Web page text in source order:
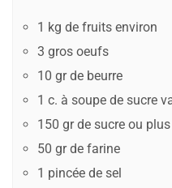
1 kg de fruits environ
3 gros oeufs
10 gr de beurre
1 c. à soupe de sucre
150 gr de sucre ou plus
50 gr de farine
1 pincée de sel